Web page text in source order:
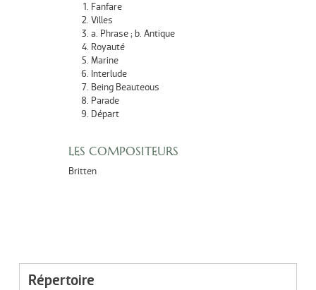
Fanfare
Villes
a. Phrase ; b. Antique
Royauté
Marine
Interlude
Being Beauteous
Parade
Départ
LES COMPOSITEURS
Britten
Répertoire